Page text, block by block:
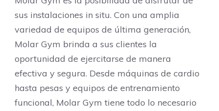
sus instalaciones in situ. Con una amplia
variedad de equipos de última generación,
Molar Gym brinda a sus clientes la
oportunidad de ejercitarse de manera
efectiva y segura. Desde máquinas de cardio
hasta pesas y equipos de entrenamiento
funcional, Molar Gym tiene todo lo necesario